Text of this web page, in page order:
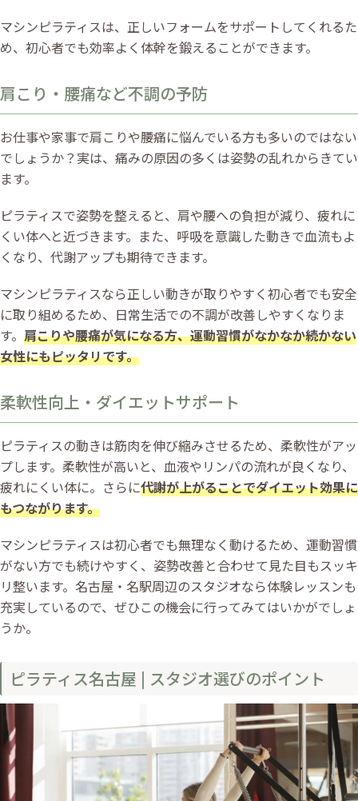
マシンピラティスは、正しいフォームをサポートしてくれるた
め、初心者でも効率よく体幹を鍛えることができます。
肩こり・腰痛など不調の予防
お仕事や家事で肩こりや腰痛に悩んでいる方も多いのではない
でしょうか？実は、痛みの原因の多くは姿勢の乱れからきてい
ます。
ピラティスで姿勢を整えると、肩や腰への負担が減り、疲れに
くい体へと近づきます。また、呼吸を意識した動きで血流もよ
くなり、代謝アップも期待できます。
マシンピラティスなら正しい動きが取りやすく初心者でも安全
に取り組めるため、日常生活での不調が改善しやすくなりま
す。 肩こりや腰痛が気になる方、運動習慣がなかなか続かない
女性にもピッタリです。
柔軟性向上・ダイエットサポート
ピラティスの動きは筋肉を伸び縮みさせるため、柔軟性がアッ
プします。柔軟性が高いと、血液やリンパの流れが良くなり、
疲れにくい体に。さらに代謝が上がることでダイエット効果に
もつながります。
マシンピラティスは初心者でも無理なく動けるため、運動習慣
がない方でも続けやすく、姿勢改善と合わせて見た目もスッキ
リ整います。名古屋・名駅周辺のスタジオなら体験レッスンも
充実しているので、ぜひこの機会に行ってみてはいかがでしょ
うか。
ピラティス名古屋 | スタジオ選びのポイント